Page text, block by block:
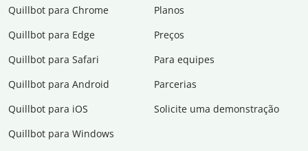
Quillbot para Chrome
Quillbot para Edge
Quillbot para Safari
Quillbot para Android
Quillbot para iOS
Quillbot para Windows
Planos
Preços
Para equipes
Parcerias
Solicite uma demonstração